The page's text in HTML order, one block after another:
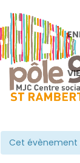
« Tous les
Cet évènement